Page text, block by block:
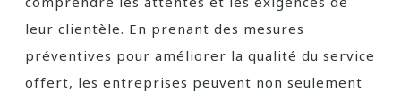
leur clientèle. En prenant des mesures
préventives pour améliorer la qualité du service
offert, les entreprises peuvent non seulement